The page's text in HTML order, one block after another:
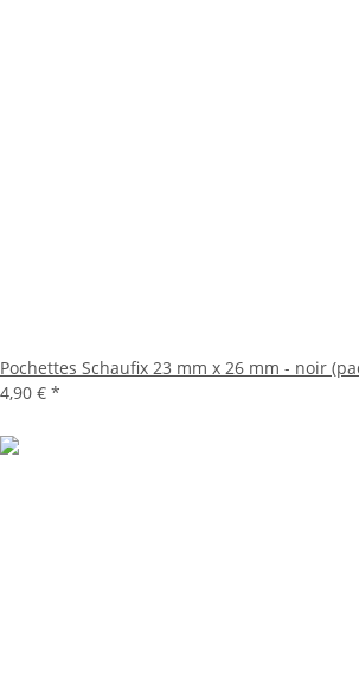
Pochettes Schaufix 23 mm x 26 mm - noir
4,90 € *